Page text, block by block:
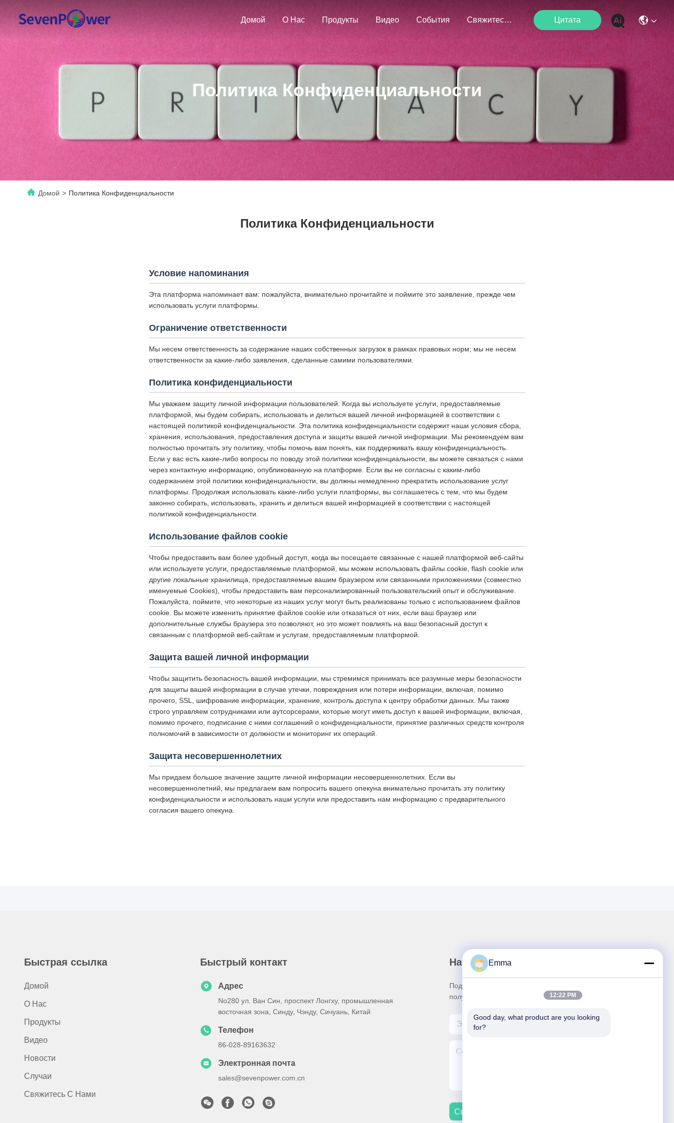
Домой О Нас Продукты Видео События Свяжитесь С Нами Цитата
Политика Конфиденциальности
Домой > Политика Конфиденциальности
Политика Конфиденциальности
Условие напоминания
Эта платформа напоминает вам: пожалуйста, внимательно прочитайте и поймите это заявление, прежде чем
использовать услуги платформы.
Ограничение ответственности
Мы несем ответственность за содержание наших собственных загрузок в рамках правовых норм; мы не несем
ответственности за какие-либо заявления, сделанные самими пользователями.
Политика конфиденциальности
Мы уважаем защиту личной информации пользователей. Когда вы используете услуги, предоставляемые
платформой, мы будем собирать, использовать и делиться вашей личной информацией в соответствии с
настоящей политикой конфиденциальности. Эта политика конфиденциальности содержит наши условия сбора,
хранения, использования, предоставления доступа и защиты вашей личной информации. Мы рекомендуем вам
полностью прочитать эту политику, чтобы помочь вам понять, как поддерживать вашу конфиденциальность.
Если у вас есть какие-либо вопросы по поводу этой политики конфиденциальности, вы можете связаться с нами
через контактную информацию, опубликованную на платформе. Если вы не согласны с каким-либо
содержанием этой политики конфиденциальности, вы должны немедленно прекратить использование услуг
платформы. Продолжая использовать какие-либо услуги платформы, вы соглашаетесь с тем, что мы будем
законно собирать, использовать, хранить и делиться вашей информацией в соответствии с настоящей
политикой конфиденциальности.
Использование файлов cookie
Чтобы предоставить вам более удобный доступ, когда вы посещаете связанные с нашей платформой веб-сайты
или используете услуги, предоставляемые платформой, мы можем использовать файлы cookie, flash cookie или
другие локальные хранилища, предоставляемые вашим браузером или связанными приложениями (совместно
именуемые Cookies), чтобы предоставить вам персонализированный пользовательский опыт и обслуживание.
Пожалуйста, поймите, что некоторые из наших услуг могут быть реализованы только с использованием файлов
cookie. Вы можете изменить принятие файлов cookie или отказаться от них, если ваш браузер или
дополнительные службы браузера это позволяют, но это может повлиять на ваш безопасный доступ к
связанным с платформой веб-сайтам и услугам, предоставляемым платформой.
Защита вашей личной информации
Чтобы защитить безопасность вашей информации, мы стремимся принимать все разумные меры безопасности
для защиты вашей информации в случае утечки, повреждения или потери информации, включая, помимо
прочего, SSL, шифрование информации, хранение, контроль доступа к центру обработки данных. Мы также
строго управляем сотрудниками или аутсорсерами, которые могут иметь доступ к вашей информации, включая,
помимо прочего, подписание с ними соглашений о конфиденциальности, принятие различных средств контроля
полномочий в зависимости от должности и мониторинг их операций.
Защита несовершеннолетних
Мы придаем большое значение защите личной информации несовершеннолетних. Если вы
несовершеннолетний, мы предлагаем вам попросить вашего опекуна внимательно прочитать эту политику
конфиденциальности и использовать наши услуги или предоставить нам информацию с предварительного
согласия вашего опекуна.
Быстрая ссылка
Домой
О Нас
Продукты
Видео
Новости
Случаи
Свяжитесь С Нами
Быстрый контакт
Адрес
No280 ул. Ван Син, проспект Лонгху, промышленная
восточная зона, Синду, Чэнду, Сичуань, Китай
Телефон
86-028-89163632
Электронная почта
sales@sevenpower.com.cn
Наш бюллетень
Подпишитесь на нашу информационную рассылку для
получения скидок и прочего.
Свяжитесь С Нами
Emma
12:22 PM
Good day, what product are you looking
for?